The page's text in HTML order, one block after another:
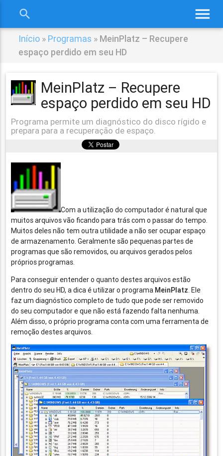
menu
search
Início » Programas » MeinPlatz – Recupere
espaço perdido em seu HD
MeinPlatz – Recupere
espaço perdido em seu HD
Programa permite um diagnóstico do disco rígido e
prepara para a recuperação de espaço.
Com a utilização do computador é natural que
muitos arquivos vão ficando para trás com o passar do tempo.
Muitos deles não tem outra utilidade a não ser ocupar espaço
de armazenamento. Geralmente são pequenas partes de
programas que são removidos, ou arquivos gerados pelos
próprios programas.
Para conseguir entender o quanto destes arquivos estão
dentro do seu HD, a dica é utilizar o programa MeinPlatz. Ele
faz um diagnóstico completo de tudo que pode ser removido
do seu computador e que não está fazendo falta nenhuma.
Além disso, o próprio programa conta com uma ferramenta de
remoção destes arquivos.